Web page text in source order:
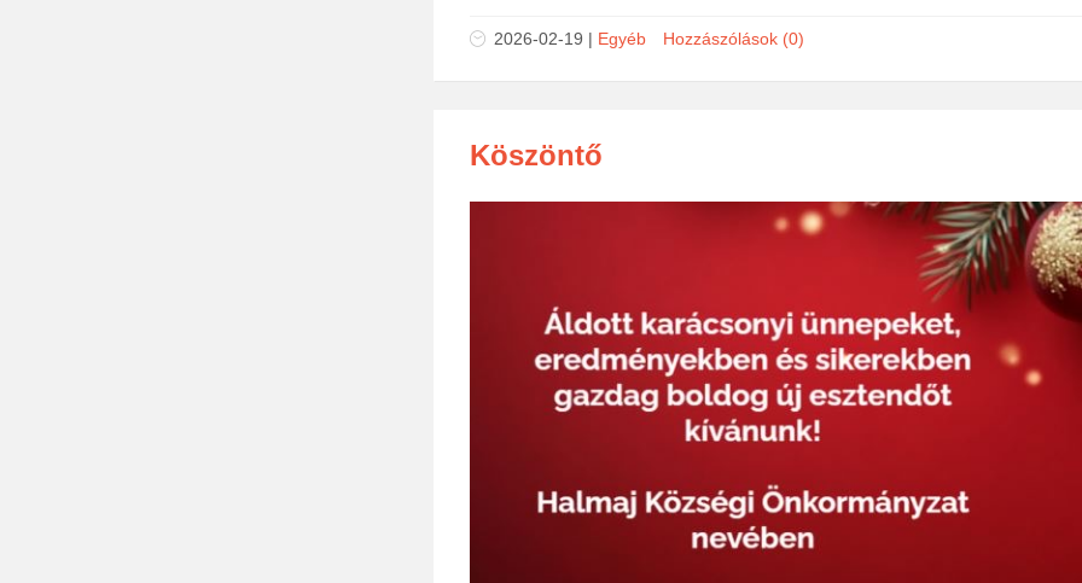
2026-02-19 | Egyéb Hozzászólások (0)
Köszöntő